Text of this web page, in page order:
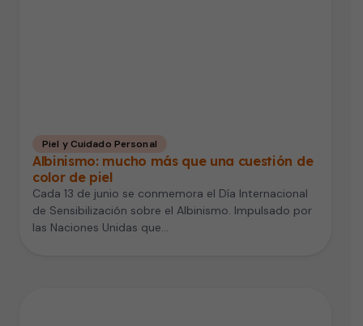
Piel y Cuidado Personal
Albinismo: mucho más que una cuestión de
color de piel
Cada 13 de junio se conmemora el Día Internacional
de Sensibilización sobre el Albinismo. Impulsado por
las Naciones Unidas que…